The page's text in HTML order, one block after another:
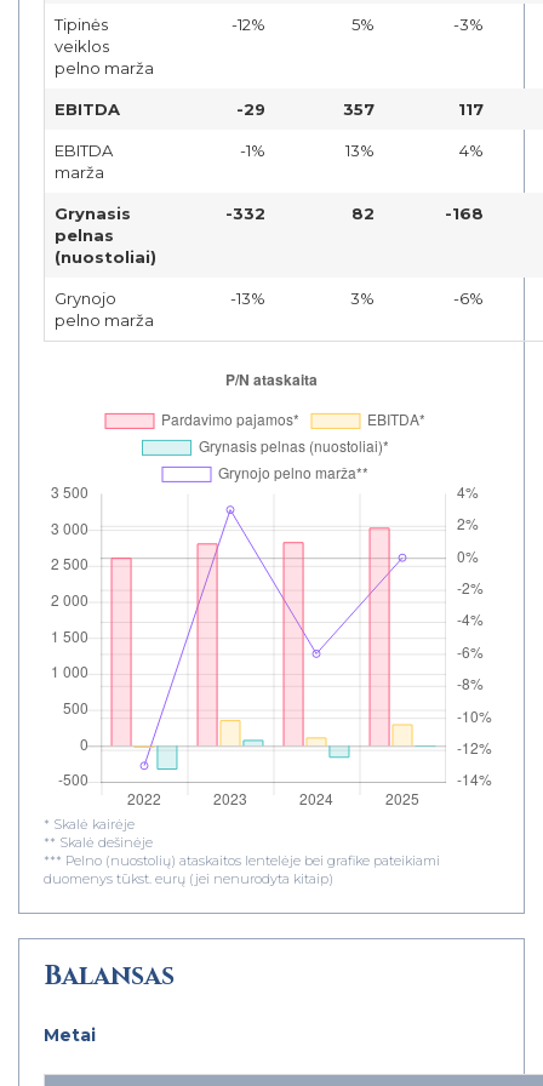
Tipinės
veiklos
pelno marža
-12% 5% -3%
EBITDA -29 357 117
EBITDA
marža
-1% 13% 4%
Grynasis
pelnas
(nuostoliai)
-332 82 -168
Grynojo
pelno marža
-13% 3% -6%
* Skalė kairėje
** Skalė dešinėje
*** Pelno (nuostolių) ataskaitos lentelėje bei grafike pateikiami
duomenys tūkst. eurų (jei nenurodyta kitaip)
Balansas
Metai